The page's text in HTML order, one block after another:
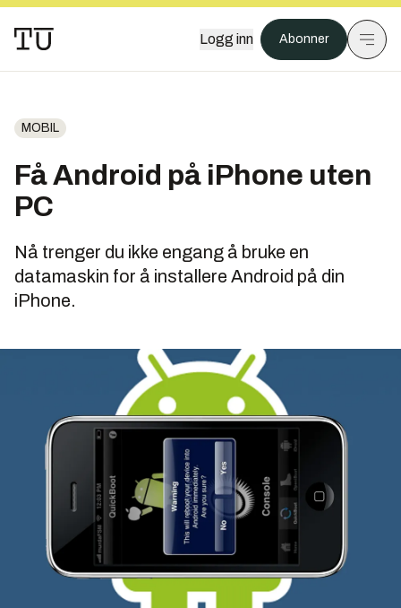
Logg inn Abonner
MOBIL
Få Android på iPhone uten
PC
Nå trenger du ikke engang å bruke en
datamaskin for å installere Android på din
iPhone.